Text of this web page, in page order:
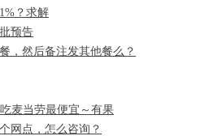
？求解
预告
，然后备注发其他餐么？
麦当劳最便宜～有果
网点，怎么咨询？